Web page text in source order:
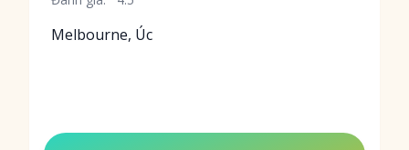
Melbourne, Úc